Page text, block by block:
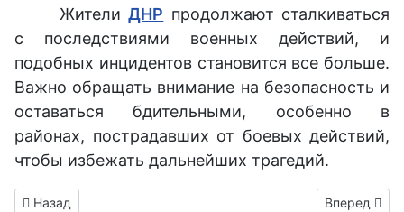
ЖителиДНР продолжают сталкиваться
с последствиями военных действий, и
подобных инцидентов становится все больше.
Важно обращать внимание на безопасность и
оставаться бдительными, особенно в
районах, пострадавших от боевых действий,
чтобы избежать дальнейших трагедий.
Предыдущий: Зарегистрировать свой бизнес поможет
Назад Следующий:
Вперед